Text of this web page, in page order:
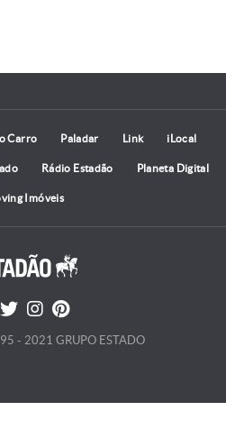
Carro Paladar Link iLocal
Rádio Estadão Planeta Digital
Imóveis
- 2021 GRUPO ESTADO